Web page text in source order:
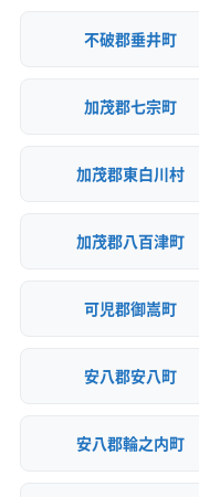
不破郡垂井町
加茂郡七宗町
加茂郡東白川村
加茂郡八百津町
可児郡御嵩町
安八郡安八町
安八郡輪之内町